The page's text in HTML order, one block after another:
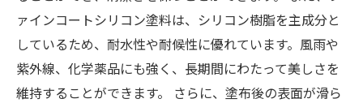
ァインコートシリコン塗料は、シリコン樹脂を主成分と
しているため、耐水性や耐候性に優れています。風雨や
紫外線、化学薬品にも強く、長期間にわたって美しさを
維持することができます。 さらに、塗布後の表面が滑ら